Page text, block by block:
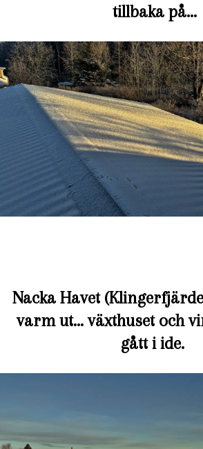
tillbaka på…
Nacka Havet
varm ut… växthuset och
gått i ide.